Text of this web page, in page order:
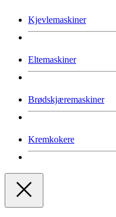
Kjevlemaskiner
Eltemaskiner
Brødskjæremaskiner
Kremkokere